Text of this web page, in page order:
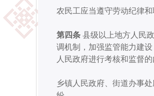
农民工应当遵守劳动纪律
第四条 县级以上地方人民
调机制，加强监管能力建
人民政府进行考核和监督的
乡镇人民政府、街道办事